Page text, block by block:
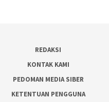
REDAKSI
KONTAK KAMI
PEDOMAN MEDIA SIBER
KETENTUAN PENGGUNA